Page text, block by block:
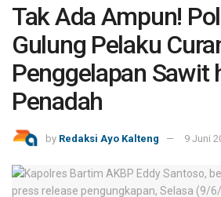
Tak Ada Ampun!
Gulung Pelaku
Penggelapan Sawit
Penadah
by Redaksi Ayo Kalteng 9 Juni